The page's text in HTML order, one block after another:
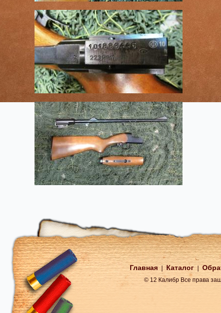
Главная Каталог
© 12 Калибр Все права